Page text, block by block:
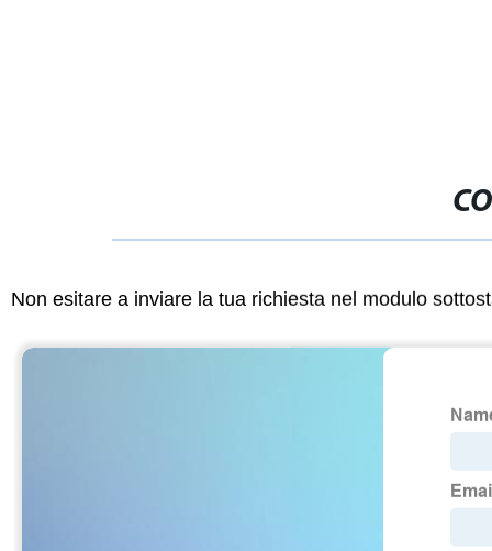
Non esitare a inviare la tua richiesta nel modulo